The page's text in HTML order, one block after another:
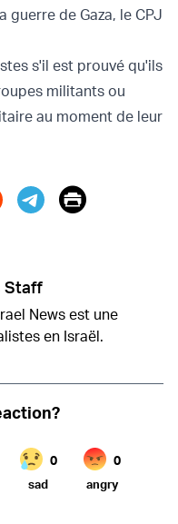
guerre de Gaza, le CPJ
s'il est prouvé qu'ils
militants ou
au moment de leur
Print
Staff
News est une
en Israël.